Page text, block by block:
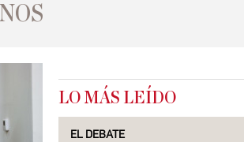
LO MÁS LEÍDO
EL DEBATE